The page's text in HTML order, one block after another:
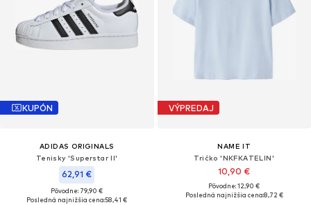
KUPÓN
ADIDAS ORIGINALS
Tenisky 'Superstar II'
62,91 €
Pôvodne: 79,90 €
Posledná najnižšia cena:58,41 €
VÝPREDAJ
NAME IT
Tričko 'NKFKATELIN'
10,90 €
Pôvodne: 12,90 €
Posledná najnižšia cena:8,72 €